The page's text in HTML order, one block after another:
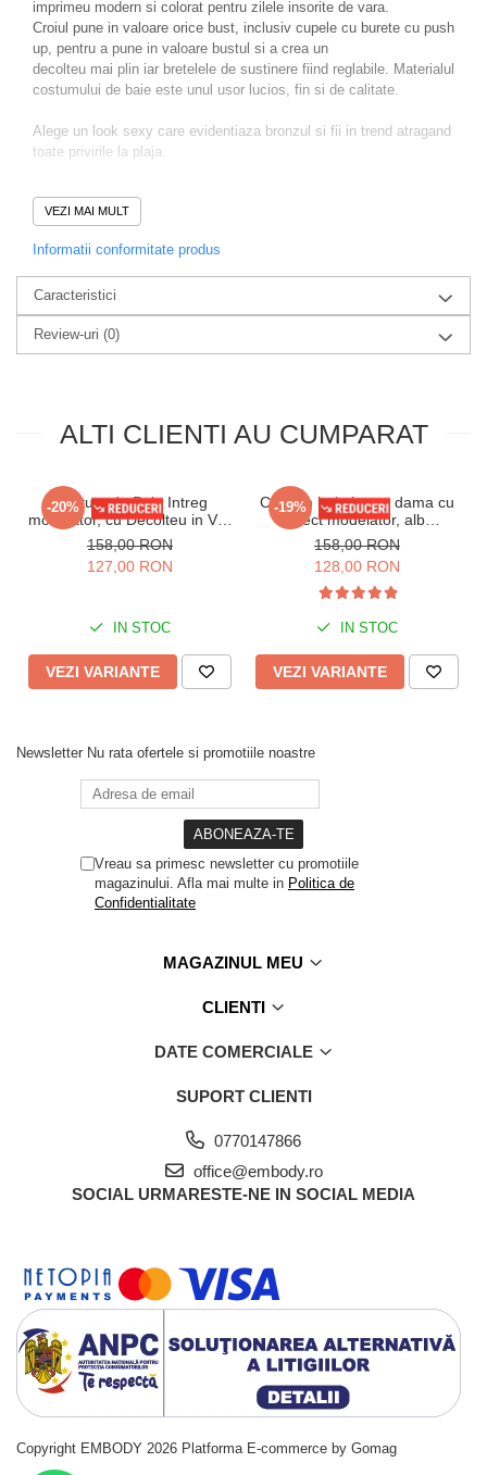
imprimeu modern si colorat pentru zilele insorite de vara.
Croiul pune in valoare orice bust, inclusiv cupele cu burete cu push
up, pentru a pune in valoare bustul si a crea un
decolteu mai plin iar bretelele de sustinere fiind reglabile. Materialul
costumului de baie este unul usor lucios, fin si de calitate.
Alege un look sexy care evidentiaza bronzul si fii in trend atragand
toate privirile la plaja.
Recomandari:
Se recomanda spalarea manuala sau la masina (program pentru
evitarea produselor chimice de curatat, masina de uscat rufe,
inalbitorii, suprafetele foarte aspre.
Nu utilizati fierul de calcat.
Compozitie:
80% Polyamid
VEZI MAI MULT
Informatii conformitate produs
Caracteristici
Review-uri (0)
ALTI CLIENTI AU CUMPARAT
-20%
Costum de Baie Intreg
modelator, cu Decolteu in V si
Curea in Talie Lm073 negru
158,00 RON
127,00 RON
IN STOC
VEZI VARIANTE
-19%
Costum baie intreg dama cu
efect modelator, alb
unt/negru, Copacabana
23735
158,00 RON
128,00 RON
IN STOC
VEZI VARIANTE
Newsletter Nu rata ofertele si promotiile noastre
Vreau sa primesc newsletter cu promotiile
magazinului. Afla mai multe in Politica de
Confidentialitate
MAGAZINUL MEU
CLIENTI
DATE COMERCIALE
SUPORT CLIENTI
0770147866
office@embody.ro
SOCIAL URMARESTE-NE IN SOCIAL MEDIA
Copyright EMBODY 2026 Platforma E-commerce by Gomag